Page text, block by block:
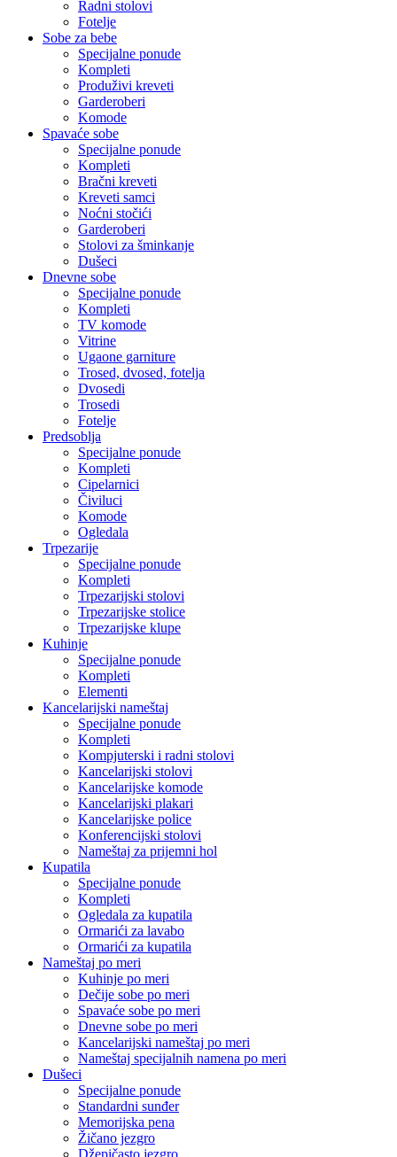
Radni stolovi
Fotelje
Sobe za bebe
Specijalne ponude
Kompleti
Produživi kreveti
Garderoberi
Komode
Spavaće sobe
Specijalne ponude
Kompleti
Bračni kreveti
Kreveti samci
Noćni stočići
Garderoberi
Stolovi za šminkanje
Dušeci
Dnevne sobe
Specijalne ponude
Kompleti
TV komode
Vitrine
Ugaone garniture
Trosed, dvosed, fotelja
Dvosedi
Trosedi
Fotelje
Predsoblja
Specijalne ponude
Kompleti
Cipelarnici
Čiviluci
Komode
Ogledala
Trpezarije
Specijalne ponude
Kompleti
Trpezarijski stolovi
Trpezarijske stolice
Trpezarijske klupe
Kuhinje
Specijalne ponude
Kompleti
Elementi
Kancelarijski nameštaj
Specijalne ponude
Kompleti
Kompjuterski i radni stolovi
Kancelarijski stolovi
Kancelarijske komode
Kancelarijski plakari
Kancelarijske police
Konferencijski stolovi
Nameštaj za prijemni hol
Kupatila
Specijalne ponude
Kompleti
Ogledala za kupatila
Ormarići za lavabo
Ormarići za kupatila
Nameštaj po meri
Kuhinje po meri
Dečije sobe po meri
Spavaće sobe po meri
Dnevne sobe po meri
Kancelarijski nameštaj po meri
Nameštaj specijalnih namena po meri
Dušeci
Specijalne ponude
Standardni sunđer
Memorijska pena
Žičano jezgro